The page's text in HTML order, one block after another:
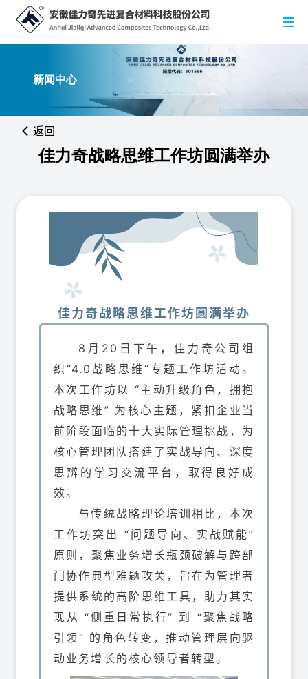
新闻中心
佳力奇战略思维工作坊圆满举办
佳力奇战略思维工作坊圆满举办
8月20日下午，佳力奇公司组
织“4.0战略思维”专题工作坊活动。
本次工作坊以 “主动升级角色，拥抱
战略思维” 为核心主题，紧扣企业当
前阶段面临的十大实际管理挑战，为
核心管理团队搭建了实战导向、深度
思辨的学习交流平台，取得良好成
效。
与传统战略理论培训相比，本次
工作坊突出 “问题导向、实战赋能”
原则，聚焦业务增长瓶颈破解与跨部
门协作典型难题攻关，旨在为管理者
提供系统的高阶思维工具，助力其实
现从 “侧重日常执行” 到 “聚焦战略
引领” 的角色转变，推动管理层向驱
动业务增长的核心领导者转型。
返回